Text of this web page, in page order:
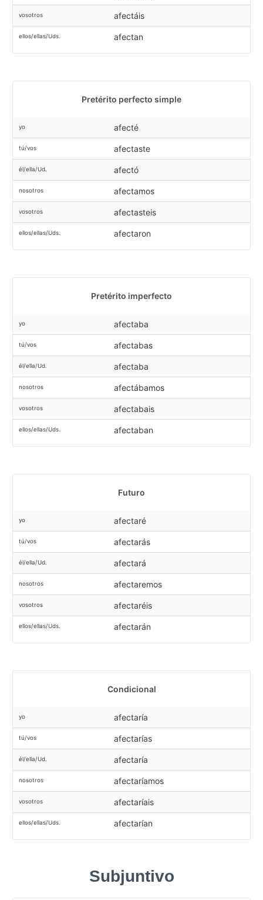
vosotros afectáis
ellos/ellas/Uds. afectan
Pretérito perfecto simple
yo afecté
tú/vos afectaste
él/ella/Ud. afectó
nosotros afectamos
vosotros afectasteis
ellos/ellas/Uds. afectaron
Pretérito imperfecto
yo afectaba
tú/vos afectabas
él/ella/Ud. afectaba
nosotros afectábamos
vosotros afectabais
ellos/ellas/Uds. afectaban
Futuro
yo afectaré
tú/vos afectarás
él/ella/Ud. afectará
nosotros afectaremos
vosotros afectaréis
ellos/ellas/Uds. afectarán
Condicional
yo afectaría
tú/vos afectarías
él/ella/Ud. afectaría
nosotros afectaríamos
vosotros afectaríais
ellos/ellas/Uds. afectarían
Subjuntivo